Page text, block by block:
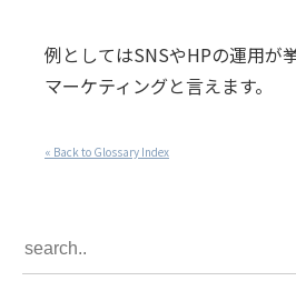
例としてはSNSやHPの運用が
マーケティングと言えます。
« Back to Glossary Index